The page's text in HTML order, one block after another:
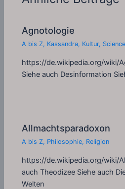
Agnotologie
A bis Z, Kassandra, Kultur, Science
https://de.wikipedia.org/wiki/
Siehe auch Desinformation
Allmachtsparadoxon
A bis Z, Philosophie, Religion
https://de.wikipedia.org/wiki/
auch Theodizee Siehe auch
Welten